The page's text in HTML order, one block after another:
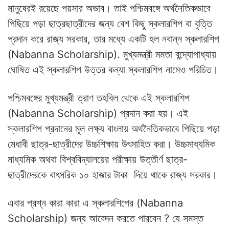
মানুষেরই রয়েছে পয়সার অভাব। তাই পশ্চিমবঙ্গে অর্থনৈতিকভাবে
পিছিয়ে পড়া ছাত্রছাত্রীদের জন্য বেশ কিছু স্কলারশিপ বা বৃত্তি
প্রদান করে রাজ্য সরকার, তার মধ্যে একটি হল নবান্ন স্কলারশিপ
(Nabanna Scholarship). মুখ্যমন্ত্রী মমতা বন্দ্যোপাধ্যায়
ঘোষিত এই স্কলারশিপ উত্তর কন্যা স্কলারশিপ নামেও পরিচিত।
পশ্চিমবঙ্গের মুখ্যমন্ত্রী ত্রাণ তহবিল থেকে এই স্কলারশিপ
(Nabanna Scholarship) প্রদান করা হয়। এই
স্কলারশিপ প্রদানের মূল লক্ষ্য বাংলায় অর্থনৈতিকভাবে পিছিয়ে পড়া
মেধাবী ছাত্র-ছাত্রীদের উচ্চশিক্ষায় উৎসাহিত করা। উচ্চমাধ্যমিক
মাধ্যমিক অথবা বিশ্ববিদ্যালয়ের পরীক্ষায় উত্তীর্ণ ছাত্র-
ছাত্রীদেরকে বাৎসরিক ১০ হাজার টাকা দিয়ে থাকে রাজ্য সরকার।
এবার প্রশ্ন কারা কারা এ স্কলারশিপের (Nabanna
Scholarship) জন্য আবেদন করতে পারবেন ? যে সমস্ত